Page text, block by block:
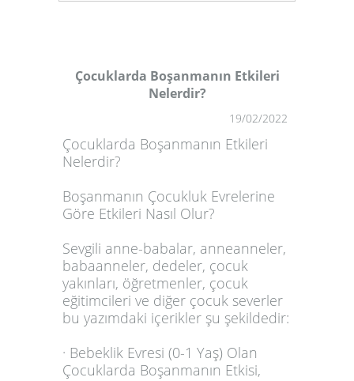
Çocuklarda Boşanmanın Etkileri
Nelerdir?
19/02/2022
Çocuklarda Boşanmanın Etkileri
Nelerdir?
Boşanmanın Çocukluk Evrelerine
Göre Etkileri Nasıl Olur?
Sevgili anne-babalar, anneanneler,
babaanneler, dedeler, çocuk
yakınları, öğretmenler, çocuk
eğitimcileri ve diğer çocuk severler
bu yazımdaki içerikler şu şekildedir:
· Bebeklik Evresi (0-1 Yaş) Olan
Çocuklarda Boşanmanın Etkisi,